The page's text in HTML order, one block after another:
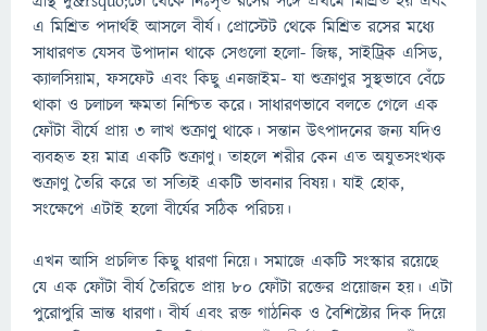
এ মিশ্রিত পদার্থই আসলে বীর্য। প্রোস্টেট থেকে মিশ্রিত রসের মধ্যে
সাধারণত যেসব উপাদান থাকে সেগুলো হলো- জিঙ্ক, সাইট্রিক এসিড,
ক্যালসিয়াম, ফসফেট এবং কিছু এনজাইম- যা শুক্রাণুর সুস্থভাবে বেঁচে
থাকা ও চলাচল ক্ষমতা নিশ্চিত করে। সাধারণভাবে বলতে গেলে এক
ফোঁটা বীর্যে প্রায় ৩ লাখ শুক্রাণুু থাকে। সন্তান উৎপাদনের জন্য যদিও
ব্যবহৃত হয় মাত্র একটি শুক্রাণু। তাহলে শরীর কেন এত অযুতসংখ্যক
শুক্রাণু তৈরি করে তা সত্যিই একটি ভাবনার বিষয়। যাই হোক,
সংক্ষেপে এটাই হলো বীর্যের সঠিক পরিচয়।
এখন আসি প্রচলিত কিছু ধারণা নিয়ে। সমাজে একটি সংস্কার রয়েছে
যে এক ফোঁটা বীর্য তৈরিতে প্রায় ৮০ ফোঁটা রক্তের প্রয়োজন হয়। এটা
পুরোপুরি ভ্রান্ত ধারণা। বীর্য এবং রক্ত গাঠনিক ও বৈশিষ্ট্যের দিক দিয়ে